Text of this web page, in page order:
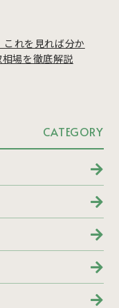
これを見れば分か
場を徹底解説
CATEGORY